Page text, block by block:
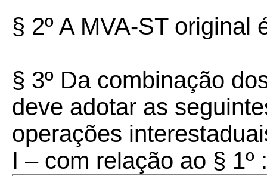
§ 2º A MVA-ST original
§ 3º Da combinação
deve adotar as
operações
I – com relação ao § 1º :